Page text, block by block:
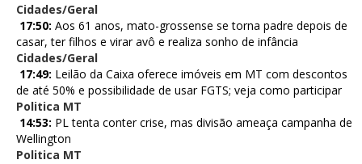
Cidades/Geral
17:50: Aos 61 anos, mato-grossense se torna padre depois de
casar, ter filhos e virar avô e realiza sonho de infância
Cidades/Geral
17:49: Leilão da Caixa oferece imóveis em MT com descontos
de até 50% e possibilidade de usar FGTS; veja como participar
Politica MT
14:53: PL tenta conter crise, mas divisão ameaça campanha de
Wellington
Politica MT